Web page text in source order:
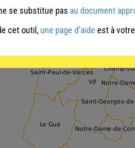
se substitue pas au document
cet outil, une page d'aide est à
visite !